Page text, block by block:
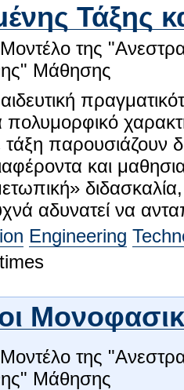
Τάξης
της
Μάθησης
πολυμορφικό
παρουσιάζουν
και
διδασκαλία,
αδυνατεί να
Engineering
της
Μάθησης